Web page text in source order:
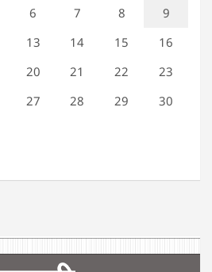
6 7 8
9
13 14 15
16
20 21 22
23
27 28 29
30